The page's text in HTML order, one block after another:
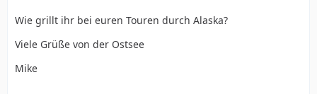
Wie grillt ihr bei euren Touren durch Alaska?
Viele Grüße von der Ostsee
Mike